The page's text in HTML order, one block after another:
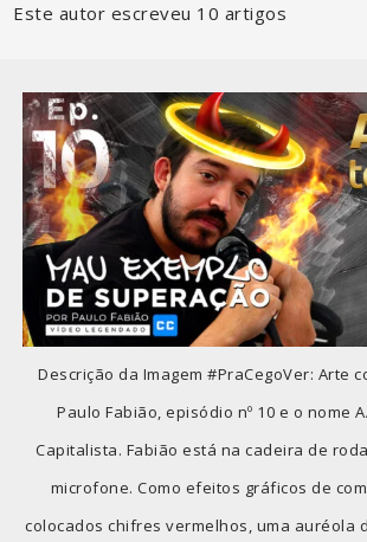
Este autor escreveu 10 artigos
Descrição da Imagem #PraCegoVer: Arte
Paulo Fabião, episódio nº 10 e o nome
Capitalista. Fabião está na cadeira de
microfone. Como efeitos gráficos de
colocados chifres vermelhos, uma auréola